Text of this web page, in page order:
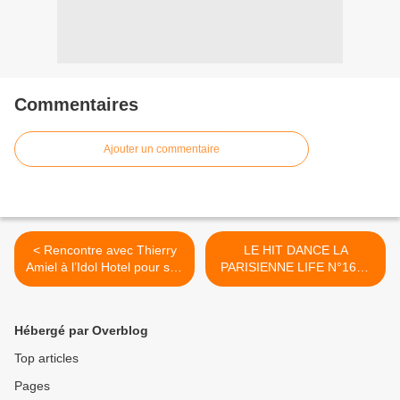
Commentaires
Ajouter un commentaire
< Rencontre avec Thierry
Amiel à l’Idol Hotel pour son
grand retour !
LE HIT DANCE LA
PARISIENNE LIFE N°168 -
31 MAI 2019 >
Hébergé par Overblog
Top articles
Pages